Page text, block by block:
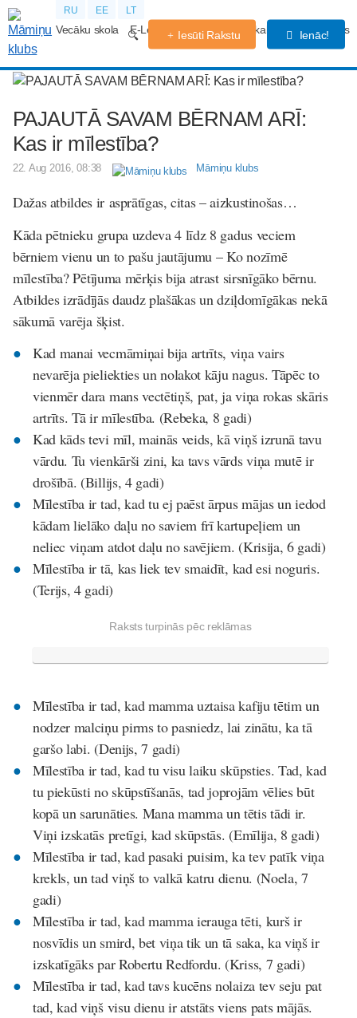
RU EE LT
Vecāku skola E-Lekcijas Grūtniecības kalendārs Forums
Iesūti Rakstu Ienāc!
PAJAUTĀ SAVAM BĒRNAM ARĪ:
Kas ir mīlestība?
22. Aug 2016, 08:38 Māmiņu klubs
Dažas atbildes ir asprātīgas, citas – aizkustinošas…
Kāda pētnieku grupa uzdeva 4 līdz 8 gadus veciem
bērniem vienu un to pašu jautājumu – Ko nozīmē
mīlestība? Pētījuma mērķis bija atrast sirsnīgāko bērnu.
Atbildes izrādījās daudz plašākas un dziļdomīgākas nekā
sākumā varēja šķist.
Kad manai vecmāmiņai bija artrīts, viņa vairs
nevarēja pieliekties un nolakot kāju nagus. Tāpēc to
vienmēr dara mans vectētiņš, pat, ja viņa rokas skāris
artrīts. Tā ir mīlestība. (Rebeka, 8 gadi)
Kad kāds tevi mīl, mainās veids, kā viņš izrunā tavu
vārdu. Tu vienkārši zini, ka tavs vārds viņa mutē ir
drošībā. (Billijs, 4 gadi)
Mīlestība ir tad, kad tu ej paēst ārpus mājas un iedod
kādam lielāko daļu no saviem frī kartupeļiem un
neliec viņam atdot daļu no savējiem. (Krisija, 6 gadi)
Mīlestība ir tā, kas liek tev smaidīt, kad esi noguris.
(Terijs, 4 gadi)
Raksts turpinās pēc reklāmas
Mīlestība ir tad, kad mamma uztaisa kafiju tētim un
nodzer malciņu pirms to pasniedz, lai zinātu, ka tā
garšo labi. (Denijs, 7 gadi)
Mīlestība ir tad, kad tu visu laiku skūpsties. Tad, kad
tu piekūsti no skūpstīšanās, tad joprojām vēlies būt
kopā un sarunāties. Mana mamma un tētis tādi ir.
Viņi izskatās pretīgi, kad skūpstās. (Emīlija, 8 gadi)
Mīlestība ir tad, kad pasaki puisim, ka tev patīk viņa
krekls, un tad viņš to valkā katru dienu. (Noela, 7
gadi)
Mīlestība ir tad, kad mamma ierauga tēti, kurš ir
nosvīdis un smird, bet viņa tik un tā saka, ka viņš ir
izskatīgāks par Robertu Redfordu. (Kriss, 7 gadi)
Mīlestība ir tad, kad tavs kucēns nolaiza tev seju pat
tad, kad viņš visu dienu ir atstāts viens pats mājās.